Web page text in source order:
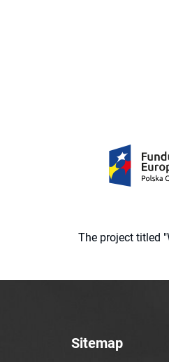
The project titled
Sitemap